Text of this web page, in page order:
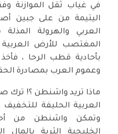
في غياب ثقل الموازنة
اليتيمة من على جبين
العربي والهرولة
المغتصب للأرض
بأحادية قطب الرحا ،
وعموم العرب بمصادرة
ماذا تريد واشنطن ؟! ترك
العربية الحليفة
وتمكن واشنطن من
الخليجية الثرية بالمال